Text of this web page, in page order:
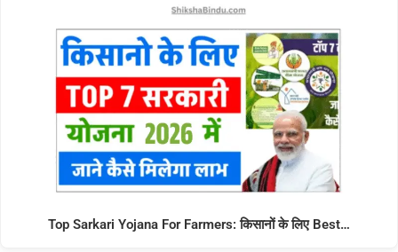
Top Sarkari Yojana For Farmers: किसानों के लिए Best…